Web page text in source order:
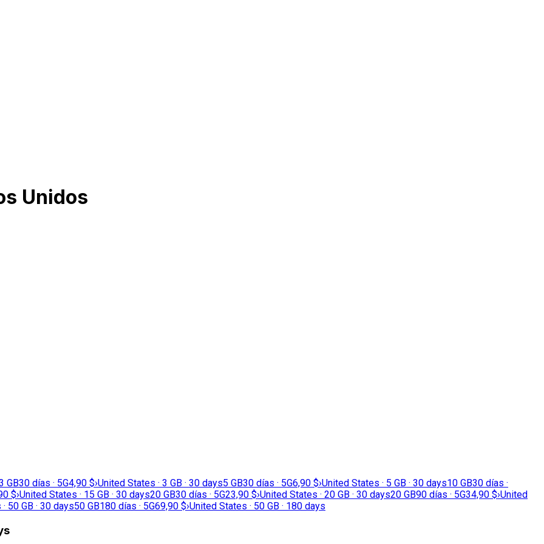
Unidos
GB30 días · 5G4,90 $›United States · 3 GB · 30 days5 GB30 días · 5G6,90 $›United States · 5 GB · 30 days10 GB30 días ·
$›United States · 15 GB · 30 days20 GB30 días · 5G23,90 $›United States · 20 GB · 30 days20 GB90 días · 5G34,90 $›United
50 GB · 30 days50 GB180 días · 5G69,90 $›United States · 50 GB · 180 days